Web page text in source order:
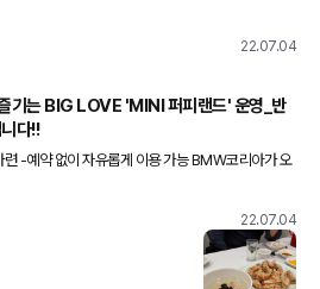
22.07.04
기는 BIG LOVE 'MINI 퍼피랜드' 운영_반
다!!
가 오
도 드라이빙 센터에서 반려견 동반 소비자를 위한
22.07.04